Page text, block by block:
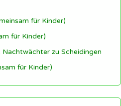
für Kinder)
für Kinder)
zu Scheidingen
für Kinder)